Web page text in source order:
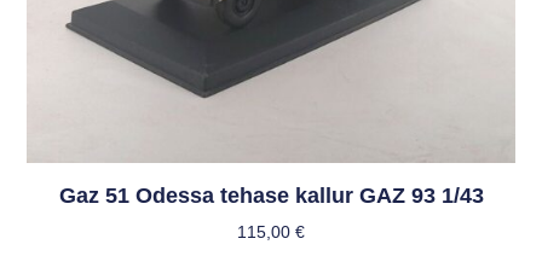
Gaz 51 Odessa tehase kallur GAZ 93 1/43
115,00 €